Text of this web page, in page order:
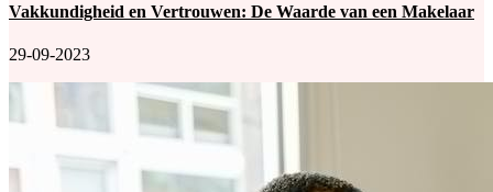
Vakkundigheid en Vertrouwen: De Waarde van een Makelaar
29-09-2023